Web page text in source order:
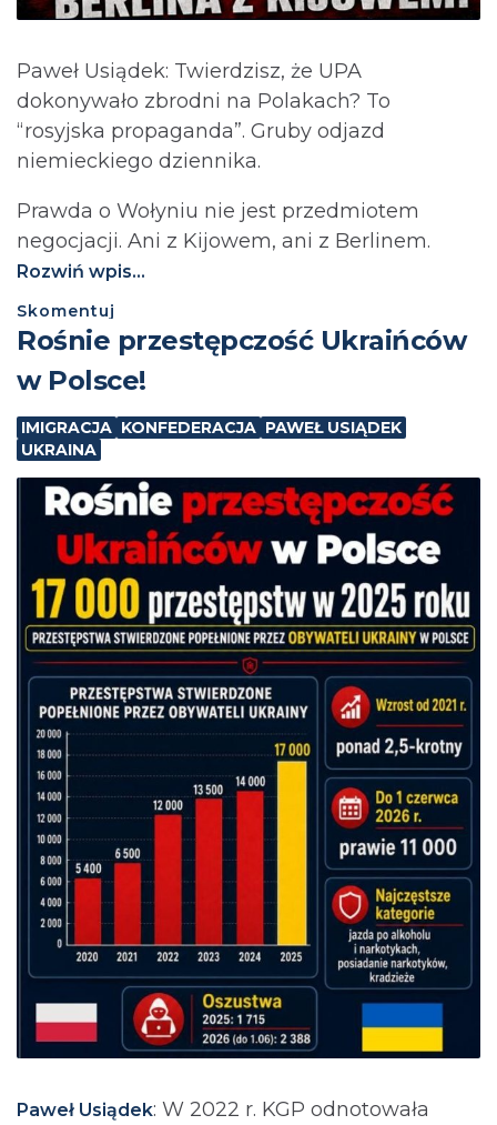
Paweł Usiądek: Twierdzisz, że UPA
dokonywało zbrodni na Polakach? To
“rosyjska propaganda”. Gruby odjazd
niemieckiego dziennika.
Prawda o Wołyniu nie jest przedmiotem
negocjacji. Ani z Kijowem, ani z Berlinem.⁩
Rozwiń wpis...
Skomentuj
Rośnie przestępczość Ukraińców
w Polsce!
IMIGRACJA KONFEDERACJA PAWEŁ USIĄDEK
UKRAINA
Paweł Usiądek: ⁨W 2022 r. KGP odnotowała